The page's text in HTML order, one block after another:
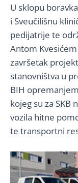
U sklopu
i Sveučilišnu
pedijatrije te
Antom
završetak
stanovništva u
BIH
kojeg su za SKB
vozila hitne
te transportni